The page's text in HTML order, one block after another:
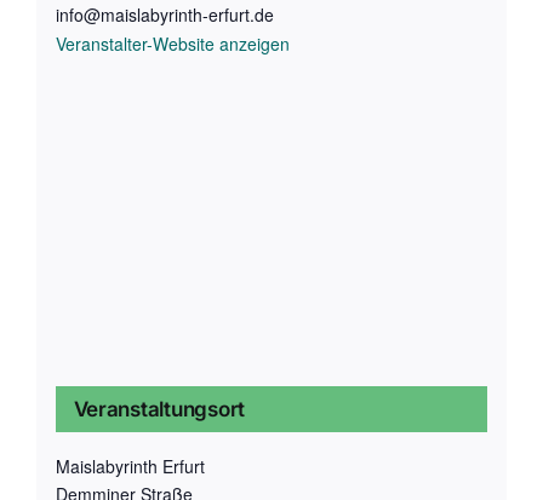
info@maislabyrinth-erfurt.de
Veranstalter-Website anzeigen
Veranstaltungsort
Maislabyrinth Erfurt
Demminer Straße